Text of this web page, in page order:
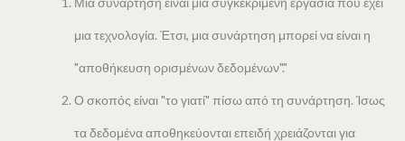
μια τεχνολογία. Έτσι, μια συνάρτηση μπορεί να είναι η
"αποθήκευση ορισμένων δεδομένων"."
Ο σκοπός είναι "το γιατί" πίσω από τη συνάρτηση. Ίσως
τα δεδομένα αποθηκεύονται επειδή χρειάζονται για